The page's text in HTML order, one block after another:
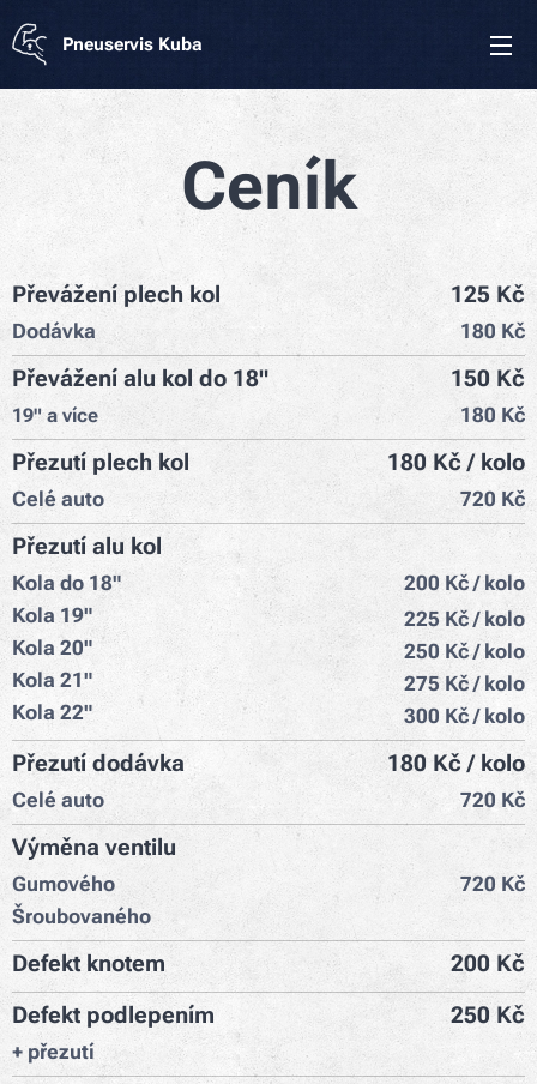
Pneuservis Kuba
Ceník
Převážení plech kol
Dodávka
125 Kč
180 Kč
Převážení alu kol do 18"
19" a více
150 Kč
180 Kč
Přezutí plech kol
Celé auto
180 Kč / kolo
720 Kč
Přezutí alu kol
Kola do 18"
Kola 19"
Kola 20"
Kola 21"
Kola 22"
200 Kč / kolo
225 Kč / kolo
250 Kč / kolo
275 Kč / kolo
300 Kč / kolo
Přezutí dodávka
Celé auto
180 Kč / kolo
720 Kč
Výměna ventilu
Gumového
Šroubovaného
720 Kč
Defekt knotem
200 Kč
Defekt podlepením
+ přezutí
250 Kč